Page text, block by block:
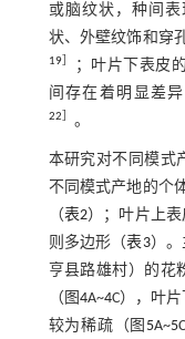
或脑纹状，种间
状、外壁纹饰和穿
19］
；叶片下表皮
间存在着明显差
22 。
本研究对不同模式
不同模式产地的个
（表2）；叶片上
则多边形（表3）。
亨县路雄村）的花
（图4A~4C），叶
较为稀疏（图 5A~5